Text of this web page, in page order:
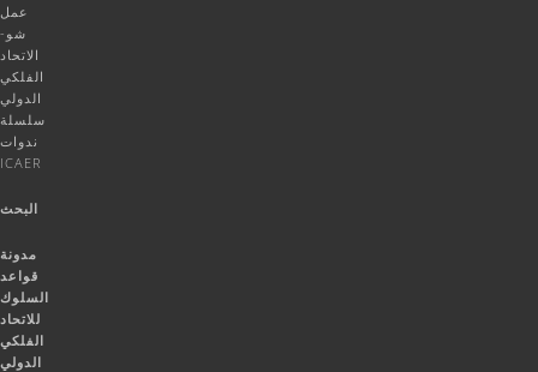
عمل
شو-
الاتحاد
الفلكي
الدولي
سلسلة
ندوات
ICAER
البحث
مدونة
قواعد
السلوك
للاتحاد
الفلكي
الدولي